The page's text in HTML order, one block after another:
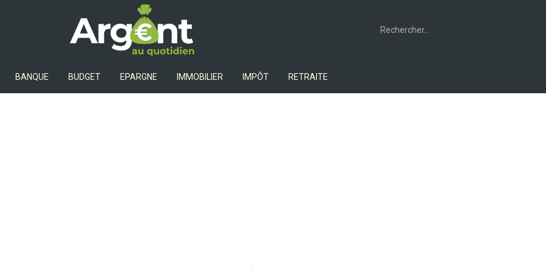
Argent Au Quotidien
Rechercher :
BANQUE BUDGET EPARGNE IMMOBILIER IMPÔT RETRAITE